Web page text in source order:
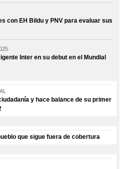
con EH Bildu y PNV para evaluar sus
Inter en su debut en el Mundial
y hace balance de su primer
que sigue fuera de cobertura